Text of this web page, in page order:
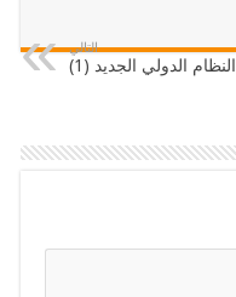
التالي
النظام الدولي الجديد (1)